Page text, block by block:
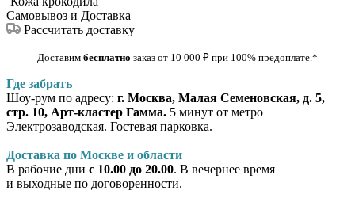
Самовывоз и Доставка
Рассчитать доставку
Доставим бесплатно заказ от 10 000 ₽ при 100% предоплате .*
Где забрать
Шоу-рум по адресу: г. Москва, Малая Семеновская, д. 5,
стр. 10, Арт-кластер Гамма. 5 минут от метро
Электрозаводская. Гостевая парковка.
Доставка по Москве и области
В рабочие дни с 10.00 до 20.00. В вечернее время
и выходные по договоренности.